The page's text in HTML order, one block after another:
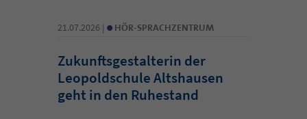
21.07.2026 | • HÖR-SPRACHZENTRUM
Zukunftsgestalterin der
Leopoldschule Altshausen
geht in den Ruhestand